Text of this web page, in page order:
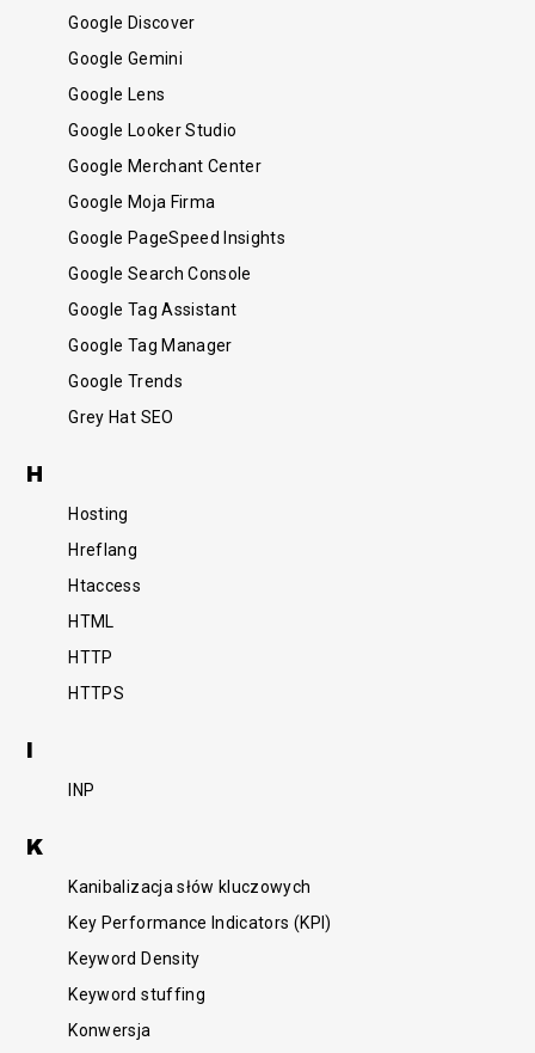
Google Discover
Google Gemini
Google Lens
Google Looker Studio
Google Merchant Center
Google Moja Firma
Google PageSpeed Insights
Google Search Console
Google Tag Assistant
Google Tag Manager
Google Trends
Grey Hat SEO
H
Hosting
Hreflang
Htaccess
HTML
HTTP
HTTPS
I
INP
K
Kanibalizacja słów kluczowych
Key Performance Indicators (KPI)
Keyword Density
Keyword stuffing
Konwersja